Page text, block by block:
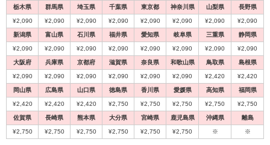
栃木県 群馬県 埼玉県 千葉県 東京都 神奈川県 山梨県 長野県
¥2,090 ¥2,090 ¥2,090 ¥2,090 ¥2,090 ¥2,090 ¥2,090 ¥2,090
新潟県 富山県 石川県 福井県 愛知県 岐阜県 三重県 静岡県
¥2,090 ¥2,090 ¥2,090 ¥2,090 ¥2,090 ¥2,090 ¥2,090 ¥2,090
大阪府 兵庫県 京都府 滋賀県 奈良県 和歌山県 鳥取県 島根県
¥2,090 ¥2,090 ¥2,090 ¥2,090 ¥2,090 ¥2,090 ¥2,420 ¥2,420
岡山県 広島県 山口県 徳島県 香川県 愛媛県 高知県 福岡県
¥2,420 ¥2,420 ¥2,420 ¥2,750 ¥2,750 ¥2,750 ¥2,750 ¥2,750
佐賀県 長崎県 熊本県 大分県 宮崎県 鹿児島県 沖縄県 離島
¥2,750 ¥2,750 ¥2,750 ¥2,750 ¥2,750 ¥2,750 ※ ※